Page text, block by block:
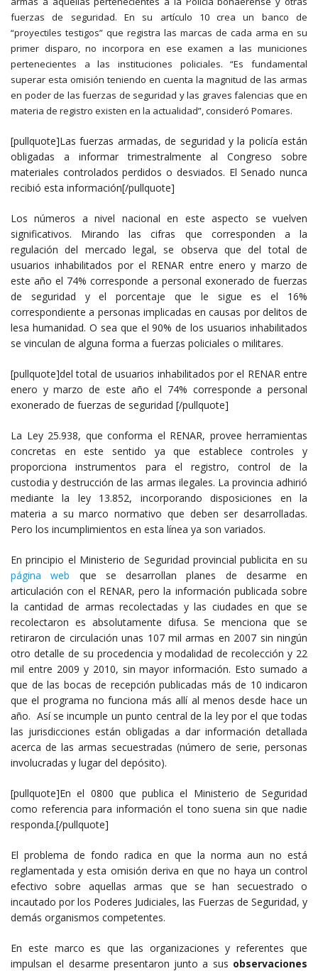
fuerzas de seguridad. En su artículo 10 crea un banco de
“proyectiles testigos” que registra las marcas de cada arma en su
primer disparo, no incorpora en ese examen a las municiones
pertenecientes a las instituciones policiales. “Es fundamental
superar esta omisión teniendo en cuenta la magnitud de las armas
en poder de las fuerzas de seguridad y las graves falencias que en
materia de registro existen en la actualidad”, consideró Pomares.
[pullquote]Las fuerzas armadas, de seguridad y la policía están
obligadas a informar trimestralmente al Congreso sobre
materiales controlados perdidos o desviados. El Senado nunca
recibió esta información[/pullquote]
Los números a nivel nacional en este aspecto se vuelven
significativos. Mirando las cifras que corresponden a la
regulación del mercado legal, se observa que del total de
usuarios inhabilitados por el RENAR entre enero y marzo de
este año el 74% corresponde a personal exonerado de fuerzas
de seguridad y el porcentaje que le sigue es el 16%
correspondiente a personas implicadas en causas por delitos de
lesa humanidad. O sea que el 90% de los usuarios inhabilitados
se vinculan de alguna forma a fuerzas policiales o militares.
[pullquote]del total de usuarios inhabilitados por el RENAR entre
enero y marzo de este año el 74% corresponde a personal
exonerado de fuerzas de seguridad [/pullquote]
La Ley 25.938, que conforma el RENAR, provee herramientas
concretas en este sentido ya que establece controles y
proporciona instrumentos para el registro, control de la
custodia y destrucción de las armas ilegales. La provincia adhirió
mediante la ley 13.852, incorporando disposiciones en la
materia a su marco normativo que deben ser desarrolladas.
Pero los incumplimientos en esta línea ya son variados.
En principio el Ministerio de Seguridad provincial publicita en su
página web que se desarrollan planes de desarme en
articulación con el RENAR, pero la información publicada sobre
la cantidad de armas recolectadas y las ciudades en que se
recolectaron es absolutamente difusa. Se menciona que se
retiraron de circulación unas 107 mil armas en 2007 sin ningún
otro detalle de su procedencia y modalidad de recolección y 22
mil entre 2009 y 2010, sin mayor información. Esto sumado a
que de las bocas de recepción publicadas más de 10 indicaron
que el programa no funciona más allí al menos desde hace un
año. Así se incumple un punto central de la ley por el que todas
las jurisdicciones están obligadas a dar información detallada
acerca de las armas secuestradas (número de serie, personas
involucradas y lugar del depósito).
[pullquote]En el 0800 que publica el Ministerio de Seguridad
como referencia para información el tono suena sin que nadie
responda.[/pullquote]
El problema de fondo radica en que la norma aun no está
reglamentada y esta omisión deriva en que no haya un control
efectivo sobre aquellas armas que se han secuestrado o
incautado por los Poderes Judiciales, las Fuerzas de Seguridad, y
demás organismos competentes.
En este marco es que las organizaciones y referentes que
impulsan el desarme presentaron junto a sus observaciones